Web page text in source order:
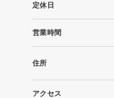
定休日
営業時間
住所
アクセス